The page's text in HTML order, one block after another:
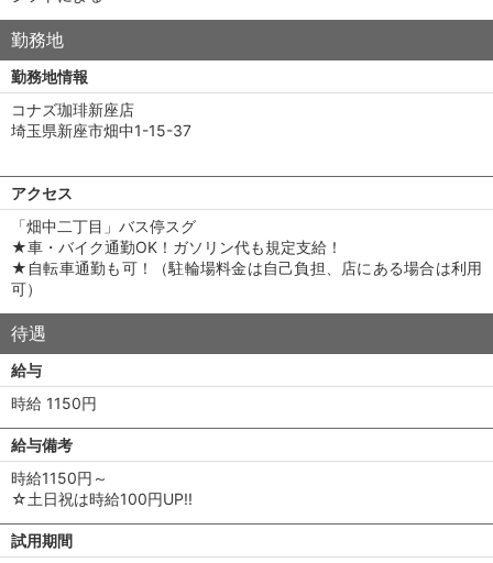
勤務地
勤務地情報
コナズ珈琲新座店
埼玉県新座市畑中1-15-37
アクセス
「畑中二丁目」バス停スグ
★車・バイク通勤OK！ガソリン代も規定支給！
★自転車通勤も可！（駐輪場料金は自己負担、店にある場合は利用
可）
待遇
給与
時給 1150円
給与備考
時給1150円～
☆土日祝は時給100円UP!!
試用期間